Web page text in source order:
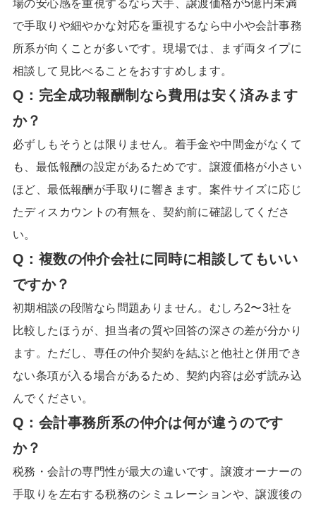
場の安心感を重視するなら大手、譲渡価格が5億円未満
で手取りや細やかな対応を重視するなら中小や会計事務
所系が向くことが多いです。現場では、まず両タイプに
相談して見比べることをおすすめします。
Q：完全成功報酬制なら費用は安く済みます
か？
必ずしもそうとは限りません。着手金や中間金がなくて
も、最低報酬の設定があるためです。譲渡価格が小さい
ほど、最低報酬が手取りに響きます。案件サイズに応じ
たディスカウントの有無を、契約前に確認してくださ
い。
Q：複数の仲介会社に同時に相談してもいい
ですか？
初期相談の段階なら問題ありません。むしろ2〜3社を
比較したほうが、担当者の質や回答の深さの差が分かり
ます。ただし、専任の仲介契約を結ぶと他社と併用でき
ない条項が入る場合があるため、契約内容は必ず読み込
んでください。
Q：会計事務所系の仲介は何が違うのです
か？
税務・会計の専門性が最大の違いです。譲渡オーナーの
手取りを左右する税務のシミュレーションや、譲渡後の